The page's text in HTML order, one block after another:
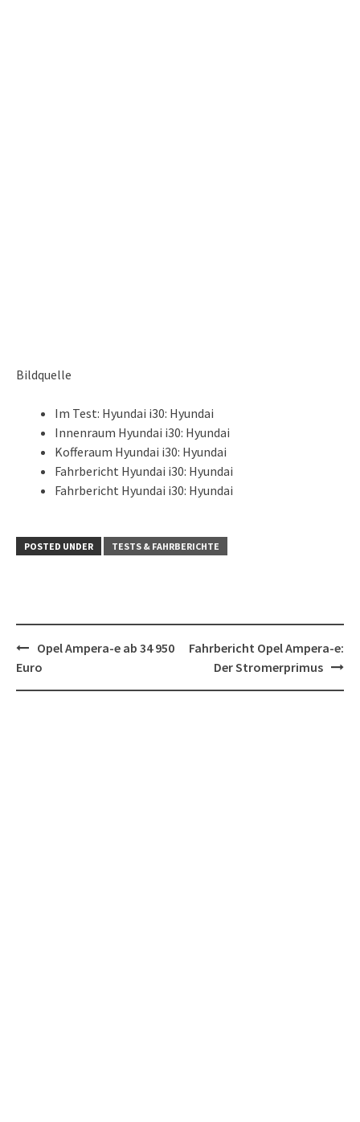
Bildquelle
Im Test: Hyundai i30: Hyundai
Innenraum Hyundai i30: Hyundai
Kofferaum Hyundai i30: Hyundai
Fahrbericht Hyundai i30: Hyundai
Fahrbericht Hyundai i30: Hyundai
POSTED UNDER TESTS & FAHRBERICHTE
Post
navigation
Opel Ampera-e ab 34 950
Euro
Fahrbericht Opel Ampera-e:
Der Stromerprimus